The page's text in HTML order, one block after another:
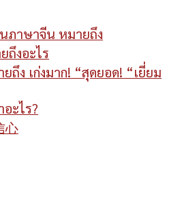
ภาษาจีน หมายถึง
ถึงอะไร
ถึง เก่งมาก! “สุดยอด! “เยี่ยม
ะไร?
心